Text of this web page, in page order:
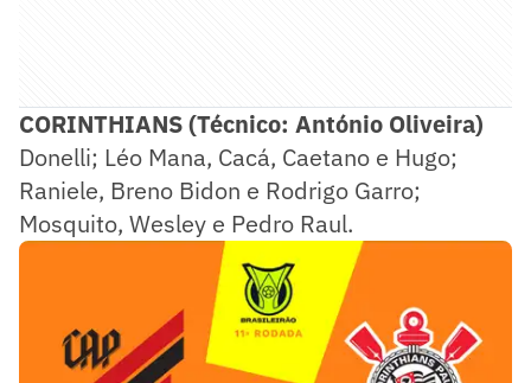
CORINTHIANS (Técnico: António Oliveira)
Donelli; Léo Mana, Cacá, Caetano e Hugo;
Raniele, Breno Bidon e Rodrigo Garro;
Mosquito, Wesley e Pedro Raul.